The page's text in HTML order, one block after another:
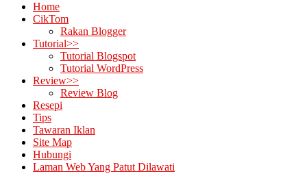
Home
CikTom
Rakan Blogger
Tutorial>>
Tutorial Blogspot
Tutorial WordPress
Review>>
Review Blog
Resepi
Tips
Tawaran Iklan
Site Map
Hubungi
Laman Web Yang Patut Dilawati